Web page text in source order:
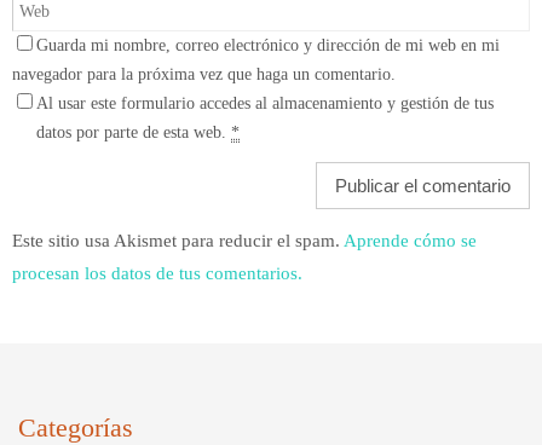
Guarda mi nombre, correo electrónico y dirección de mi web en mi
navegador para la próxima vez que haga un comentario.
Al usar este formulario accedes al almacenamiento y gestión de tus
datos por parte de esta web. *
Este sitio usa Akismet para reducir el spam. Aprende cómo se
procesan los datos de tus comentarios.
Categorías